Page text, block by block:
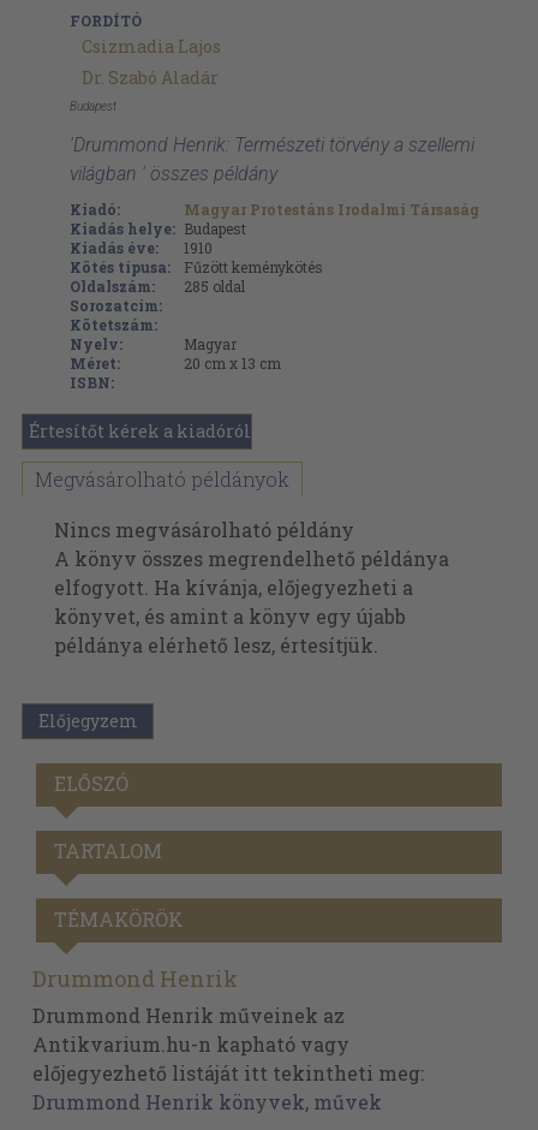
FORDÍTÓ
Csizmadia Lajos
Dr. Szabó Aladár
Budapest
'Drummond Henrik: Természeti törvény a szellemi
világban ' összes példány
Kiadó:
Magyar Protestáns Irodalmi Társaság
Kiadás helye: Budapest
Kiadás éve:
1910
Kötés típusa:
Fűzött keménykötés
Oldalszám:
285 oldal
Sorozatcím:
Kötetszám:
Nyelv:
Magyar
Méret:
20 cm x 13 cm
ISBN:
Értesítőt kérek a kiadóról
Megvásárolható példányok
Nincs megvásárolható példány
A könyv összes megrendelhető példánya
elfogyott. Ha kívánja, előjegyezheti a
könyvet, és amint a könyv egy újabb
példánya elérhető lesz, értesítjük.
Előjegyzem
ELŐSZÓ
TARTALOM
TÉMAKÖRÖK
Drummond Henrik
Drummond Henrik műveinek az
Antikvarium.hu-n kapható vagy
előjegyezhető listáját itt tekintheti meg:
Drummond Henrik könyvek, művek